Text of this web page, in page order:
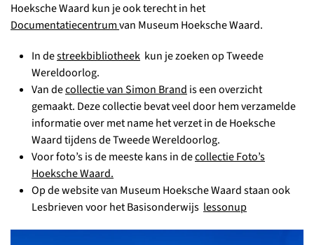
Hoeksche Waard kun je ook terecht in het
Documentatiecentrumvan Museum Hoeksche Waard.
In destreekbibliotheek kun je zoeken op Tweede
Wereldoorlog.
Van decollectie van Simon Brand is een overzicht
gemaakt. Deze collectie bevat veel door hem verzamelde
informatie over met name het verzet in de Hoeksche
Waard tijdens de Tweede Wereldoorlog.
Voor foto’s is de meeste kans in decollectie Foto’s
Hoeksche Waard.
Op de website van Museum Hoeksche Waard staan ook
Lesbrieven voor het Basisonderwijs lessonup